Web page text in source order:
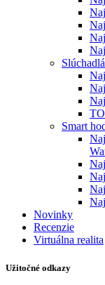
Slúchadlá
Smart
Novinky
Recenzie
Virtuálna realita
Užitočné odkazy